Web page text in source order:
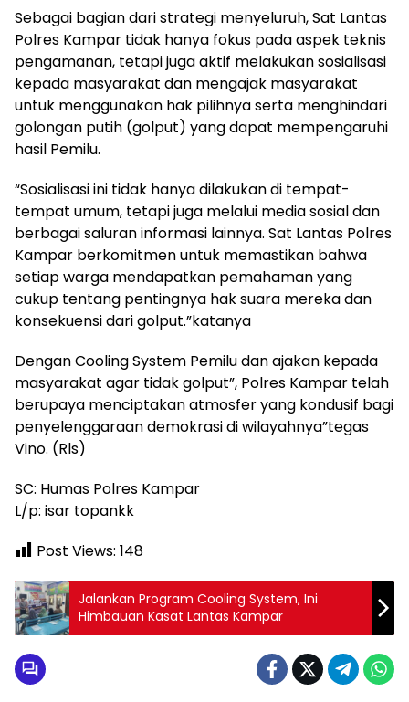
Sebagai bagian dari strategi menyeluruh, Sat Lantas
Polres Kampar tidak hanya fokus pada aspek teknis
pengamanan, tetapi juga aktif melakukan sosialisasi
kepada masyarakat dan mengajak masyarakat
untuk menggunakan hak pilihnya serta menghindari
golongan putih (golput) yang dapat mempengaruhi
hasil Pemilu.
“Sosialisasi ini tidak hanya dilakukan di tempat-
tempat umum, tetapi juga melalui media sosial dan
berbagai saluran informasi lainnya. Sat Lantas Polres
Kampar berkomitmen untuk memastikan bahwa
setiap warga mendapatkan pemahaman yang
cukup tentang pentingnya hak suara mereka dan
konsekuensi dari golput.”katanya
Dengan Cooling System Pemilu dan ajakan kepada
masyarakat agar tidak golput”, Polres Kampar telah
berupaya menciptakan atmosfer yang kondusif bagi
penyelenggaraan demokrasi di wilayahnya”tegas
Vino. (Rls)
SC: Humas Polres Kampar
L/p: isar topankk
Post Views: 148
Jalankan Program Cooling System, Ini
Himbauan Kasat Lantas Kampar